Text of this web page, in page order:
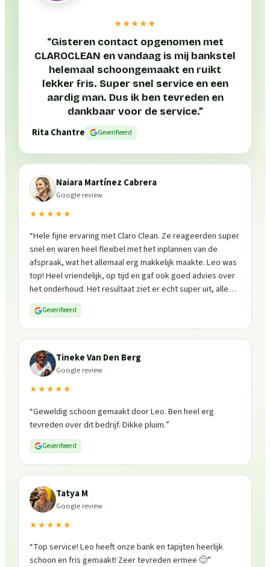
★★★★★
“Gisteren contact opgenomen met
CLAROCLEAN en vandaag is mij bankstel
helemaal schoongemaakt en ruikt
lekker fris. Super snel service en een
aardig man. Dus ik ben tevreden en
dankbaar voor de service.”
Rita Chantre
Geverifieerd
Naiara Martínez Cabrera
Google review
★★★★★
“Hele fijne ervaring met Claro Clean. Ze reageerden super
snel en waren heel flexibel met het inplannen van de
afspraak, wat het allemaal erg makkelijk maakte. Leo was
top! Heel vriendelijk, op tijd en gaf ook goed advies over
het onderhoud. Het resultaat ziet er echt super uit, alles
is weer fris en goed beschermd. Zeker een aanrader, ik
zou ze zo weer inschakelen!
Geverifieerd
Tineke Van Den Berg
Google review
★★★★★
“Geweldig schoon gemaakt door Leo. Ben heel erg
tevreden over dit bedrijf. Dikke pluim.”
Geverifieerd
Tatya M
Google review
★★★★★
“Top service! Leo heeft onze bank en tapijten heerlijk
schoon en fris gemaakt! Zeer tevreden ermee 🙂”